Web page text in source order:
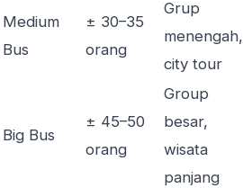
Medium
Bus
± 30–35
orang
Grup
menengah,
city tour
Big Bus
± 45–50
orang
Group
besar,
wisata
panjang